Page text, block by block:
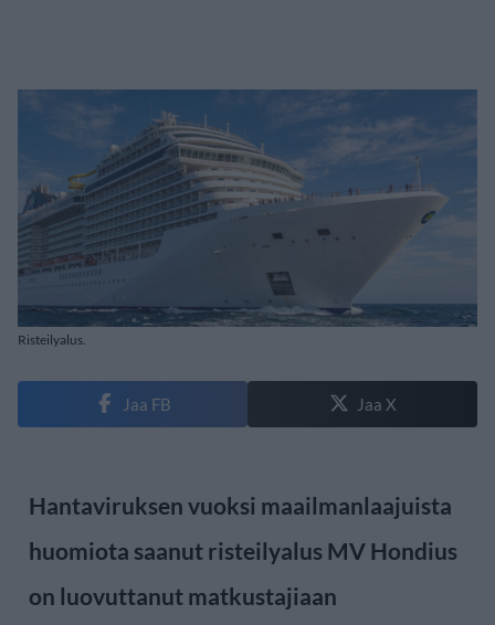
Risteilyalus.
Jaa FB Jaa X
Hantaviruksen vuoksi maailmanlaajuista
huomiota saanut risteilyalus MV Hondius
on luovuttanut matkustajiaan